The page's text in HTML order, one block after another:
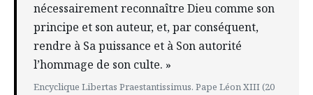
nécessairement reconnaître Dieu comme son
principe et son auteur, et, par conséquent,
rendre à Sa puissance et à Son autorité
l’hommage de son culte. »
Encyclique Libertas Praestantissimus. Pape Léon XIII (20